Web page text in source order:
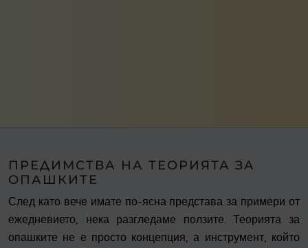
ПРЕДИМСТВА НА ТЕОРИЯТА ЗА
ОПАШКИТЕ
След като вече имате по-ясна представа за примери от
ежедневието, нека разгледаме ползите. Теорията за
опашките не е просто концепция, а инструмент, който